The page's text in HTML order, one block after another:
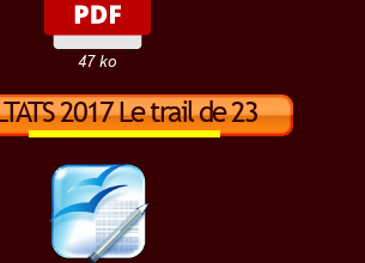
47 ko
2017 Le trail de 23
:La GUINGAMPAISE